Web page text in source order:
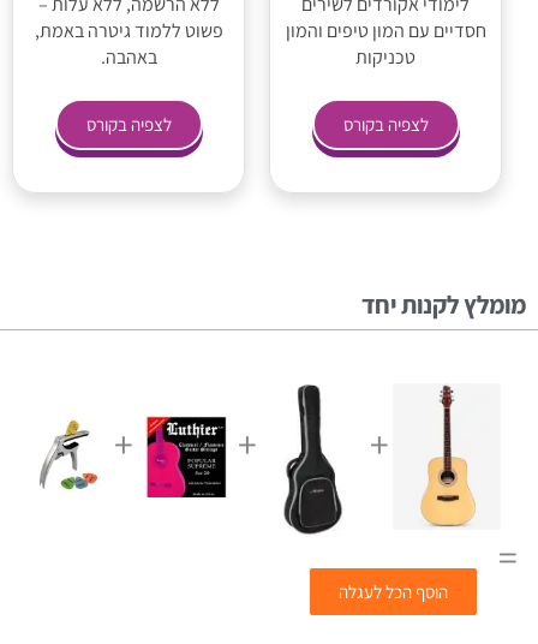
חסדיים עם המון טיפים והמון
טכניקות
לצפיה בקורס
פשוט ללמוד גיטרה באמת,
באהבה.
לצפיה בקורס
מומלץ לקנות יחד
+
+
+
=
הוסף הכל לעגלה